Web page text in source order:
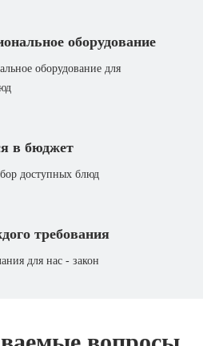
оборудование
оборудование для
в бюджет
доступных блюд
требования
для нас - закон